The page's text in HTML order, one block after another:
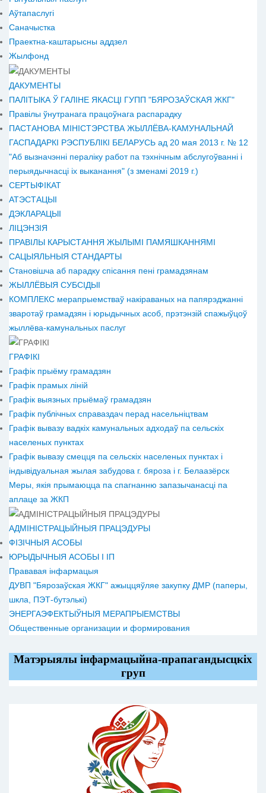
Аўтапаслугі
Саначыстка
Праектна-каштарысны аддзел
Жылфонд
ДАКУМЕНТЫ
ПАЛІТЫКА Ў ГАЛІНЕ ЯКАСЦІ ГУПП "БЯРОЗАЎСКАЯ ЖКГ"
Правілы ўнутранага працоўнага распарадку
ПАСТАНОВА МІНІСТЭРСТВА ЖЫЛЛЁВА-КАМУНАЛЬНАЙ
ГАСПАДАРКІ РЭСПУБЛІКІ БЕЛАРУСЬ ад 20 мая 2013 г. № 12
"Аб вызначэнні пераліку работ па тэхнічным абслугоўванні і
перыядычнасці іх выканання" (з зменамі 2019 г.)
СЕРТЫФІКАТ
АТЭСТАЦЫІ
ДЭКЛАРАЦЫІ
ЛІЦЭНЗІЯ
ПРАВІЛЫ КАРЫСТАННЯ ЖЫЛЫМІ ПАМЯШКАННЯМІ
САЦЫЯЛЬНЫЯ СТАНДАРТЫ
Становiшча аб парадку спісання пені грамадзянам
ЖЫЛЛЁВЫЯ СУБСІДЫІ
КОМПЛЕКС мерапрыемстваў накіраваных на папярэджанні
зваротаў грамадзян і юрыдычных асоб, прэтэнзій спажыўцоў
жыллёва-камунальных паслуг
ГРАФІКІ
Графік прыёму грамадзян
Графік прамых ліній
Графік выязных прыёмаў грамадзян
Графік публічных справаздач перад насельніцтвам
Графік вывазу вадкіх камунальных адходаў па сельскіх
населеных пунктах
Графік вывазу смецця па сельскіх населеных пунктах і
індывідуальная жылая забудова г. бяроза і г. Белаазёрск
Меры, якія прымаюцца па спагнанню запазычанасці па
аплаце за ЖКП
АДМІНІСТРАЦЫЙНЫЯ ПРАЦЭДУРЫ
ФІЗІЧНЫЯ АСОБЫ
ЮРЫДЫЧНЫЯ АСОБЫ І ІП
Прававая інфармацыя
ДУВП "Бярозаўская ЖКГ" ажыццяўляе закупку ДМР (паперы,
шкла, ПЭТ-бутэлькі)
ЭНЕРГАЭФЕКТЫЎНЫЯ МЕРАПРЫЕМСТВЫ
Общественные организации и формирования
Матэрыялы інфармацыйна-прапагандысцкіх
груп